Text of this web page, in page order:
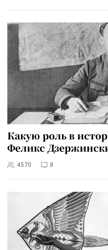
Какую роль в
Феликс
4570 8